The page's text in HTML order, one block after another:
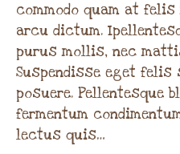
commodo quam at
arcu dictum.
purus mollis, nec
Suspendisse eget felis
posuere. Pellentesque
fermentum
lectus quis…